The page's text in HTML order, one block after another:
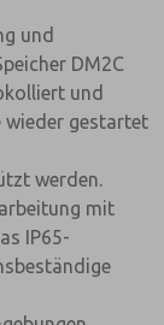
und
DM2C
und
wieder gestartet
werden.
mit
IP65-